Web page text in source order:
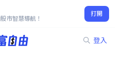
市智慧導航！
打開
登入